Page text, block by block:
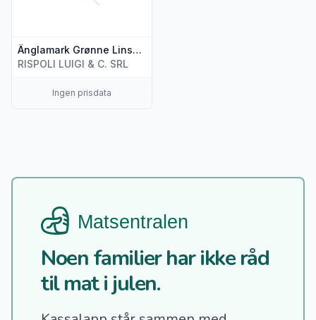
Änglamark Grønne Linser 380g
RISPOLI LUIGI & C. SRL
Ingen prisdata
Noen familier har ikke råd
til mat i julen.